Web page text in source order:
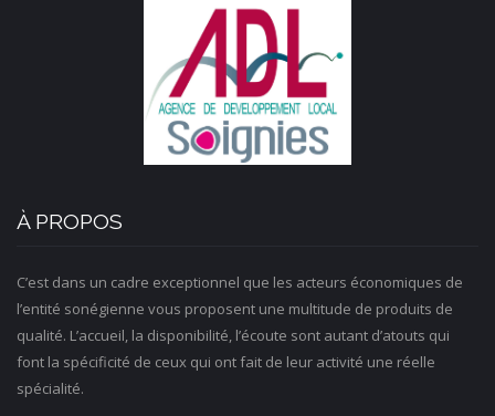
À PROPOS
C’est dans un cadre exceptionnel que les acteurs économiques de
l’entité sonégienne vous proposent une multitude de produits de
qualité. L’accueil, la disponibilité, l’écoute sont autant d’atouts qui
font la spécificité de ceux qui ont fait de leur activité une réelle
spécialité.